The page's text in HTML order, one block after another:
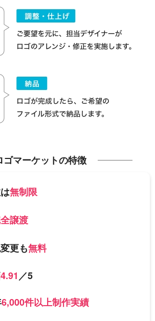
ゴマーケットの特徴
無制限
譲渡
更も無料
4.91／5
6,000件以上制作実績